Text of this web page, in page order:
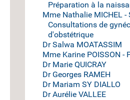
Préparation à la
Mme Nathalie MICHEL -
Consultations de
d'obstétrique
Dr Salwa MOATASSIM
Mme Karine POISSON -
Dr Marie QUICRAY
Dr Georges RAMEH
Dr Mariam SY DIALLO
Dr Aurélie VALLEE